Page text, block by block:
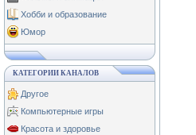
Хобби и образование
Юмор
КАТЕГОРИИ КАНАЛОВ
Другое
Компьютерные игры
Красота и здоровье